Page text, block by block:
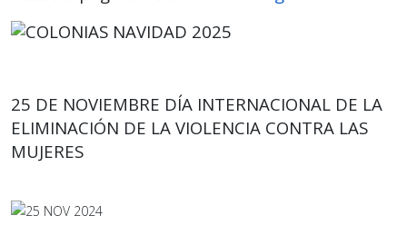
25 DE NOVIEMBRE DÍA INTERNACIONAL DE LA
ELIMINACIÓN DE LA VIOLENCIA CONTRA LAS
MUJERES